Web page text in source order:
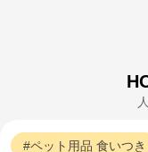
ペット用品 食いつき